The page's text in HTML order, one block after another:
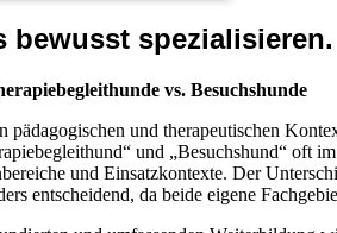
bewusst spezialisieren.
vs. Besuchshunde
pädagogischen und therapeutischen
und „Besuchshund“ oft
und Einsatzkontexte. Der
entscheidend, da beide eigene